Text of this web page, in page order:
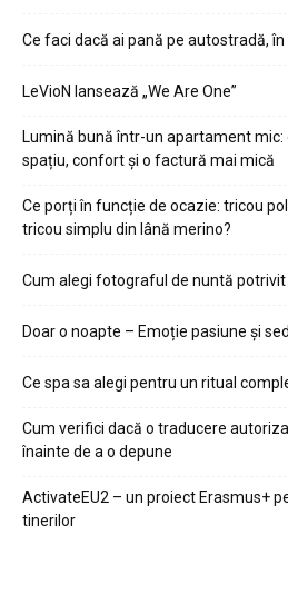
Ce faci dacă ai pană pe autostradă,
LeVioN lansează „We Are One”
Lumină bună într-un apartament mic:
spațiu, confort și o factură mai mică
Ce porți în funcție de ocazie: tricou
tricou simplu din lână merino?
Cum alegi fotograful de nuntă
Doar o noapte – Emoție pasiune și
Ce spa sa alegi pentru un ritual
Cum verifici dacă o traducere
înainte de a o depune
ActivateEU2 – un proiect Erasmus+
tinerilor